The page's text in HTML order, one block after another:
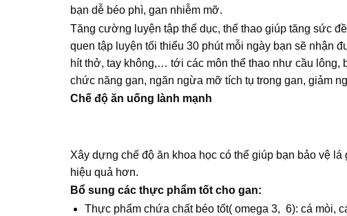
bạn dễ béo phì, gan nhiễm mỡ.
Tăng cường luyện tập thể dục, thể thao giúp tăng sức
quen tập luyện tối thiểu 30 phút mỗi ngày bạn sẽ nhận
hít thở, tay không,… tới các môn thể thao như cầu
chức năng gan, ngăn ngừa mỡ tích tụ trong gan, giảm
Chế độ ăn uống lành mạnh
Xây dựng chế độ ăn khoa học có thể giúp bạn bảo vệ
hiệu quả hơn.
Bổ sung các thực phẩm tốt cho gan:
Thực phẩm chứa chất béo tốt( omega 3, 6): cá mòi,